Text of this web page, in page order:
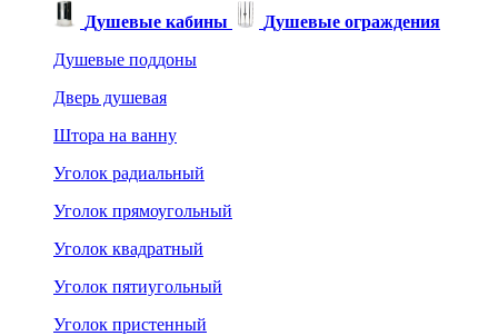
Душевые кабины
Душевые ограждения
Душевые поддоны
Дверь душевая
Штора на ванну
Уголок радиальный
Уголок прямоугольный
Уголок квадратный
Уголок пятиугольный
Уголок пристенный